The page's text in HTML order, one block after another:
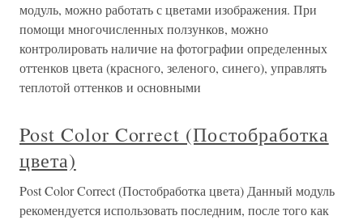
модуль, можно работать с цветами изображения. При
помощи многочисленных ползунков, можно
контролировать наличие на фотографии определенных
оттенков цвета (красного, зеленого, синего), управлять
теплотой оттенков и основными
Post Color Correct (Постобработка
цвета)
Post Color Correct (Постобработка цвета) Данный модуль
рекомендуется использовать последним, после того как